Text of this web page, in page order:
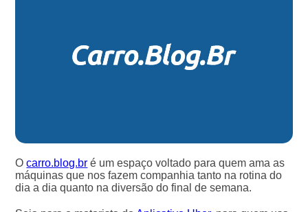
Ocarro.blog.br é um espaço voltado para quem ama as
máquinas que nos fazem companhia tanto na rotina do
dia a dia quanto na diversão do final de semana.